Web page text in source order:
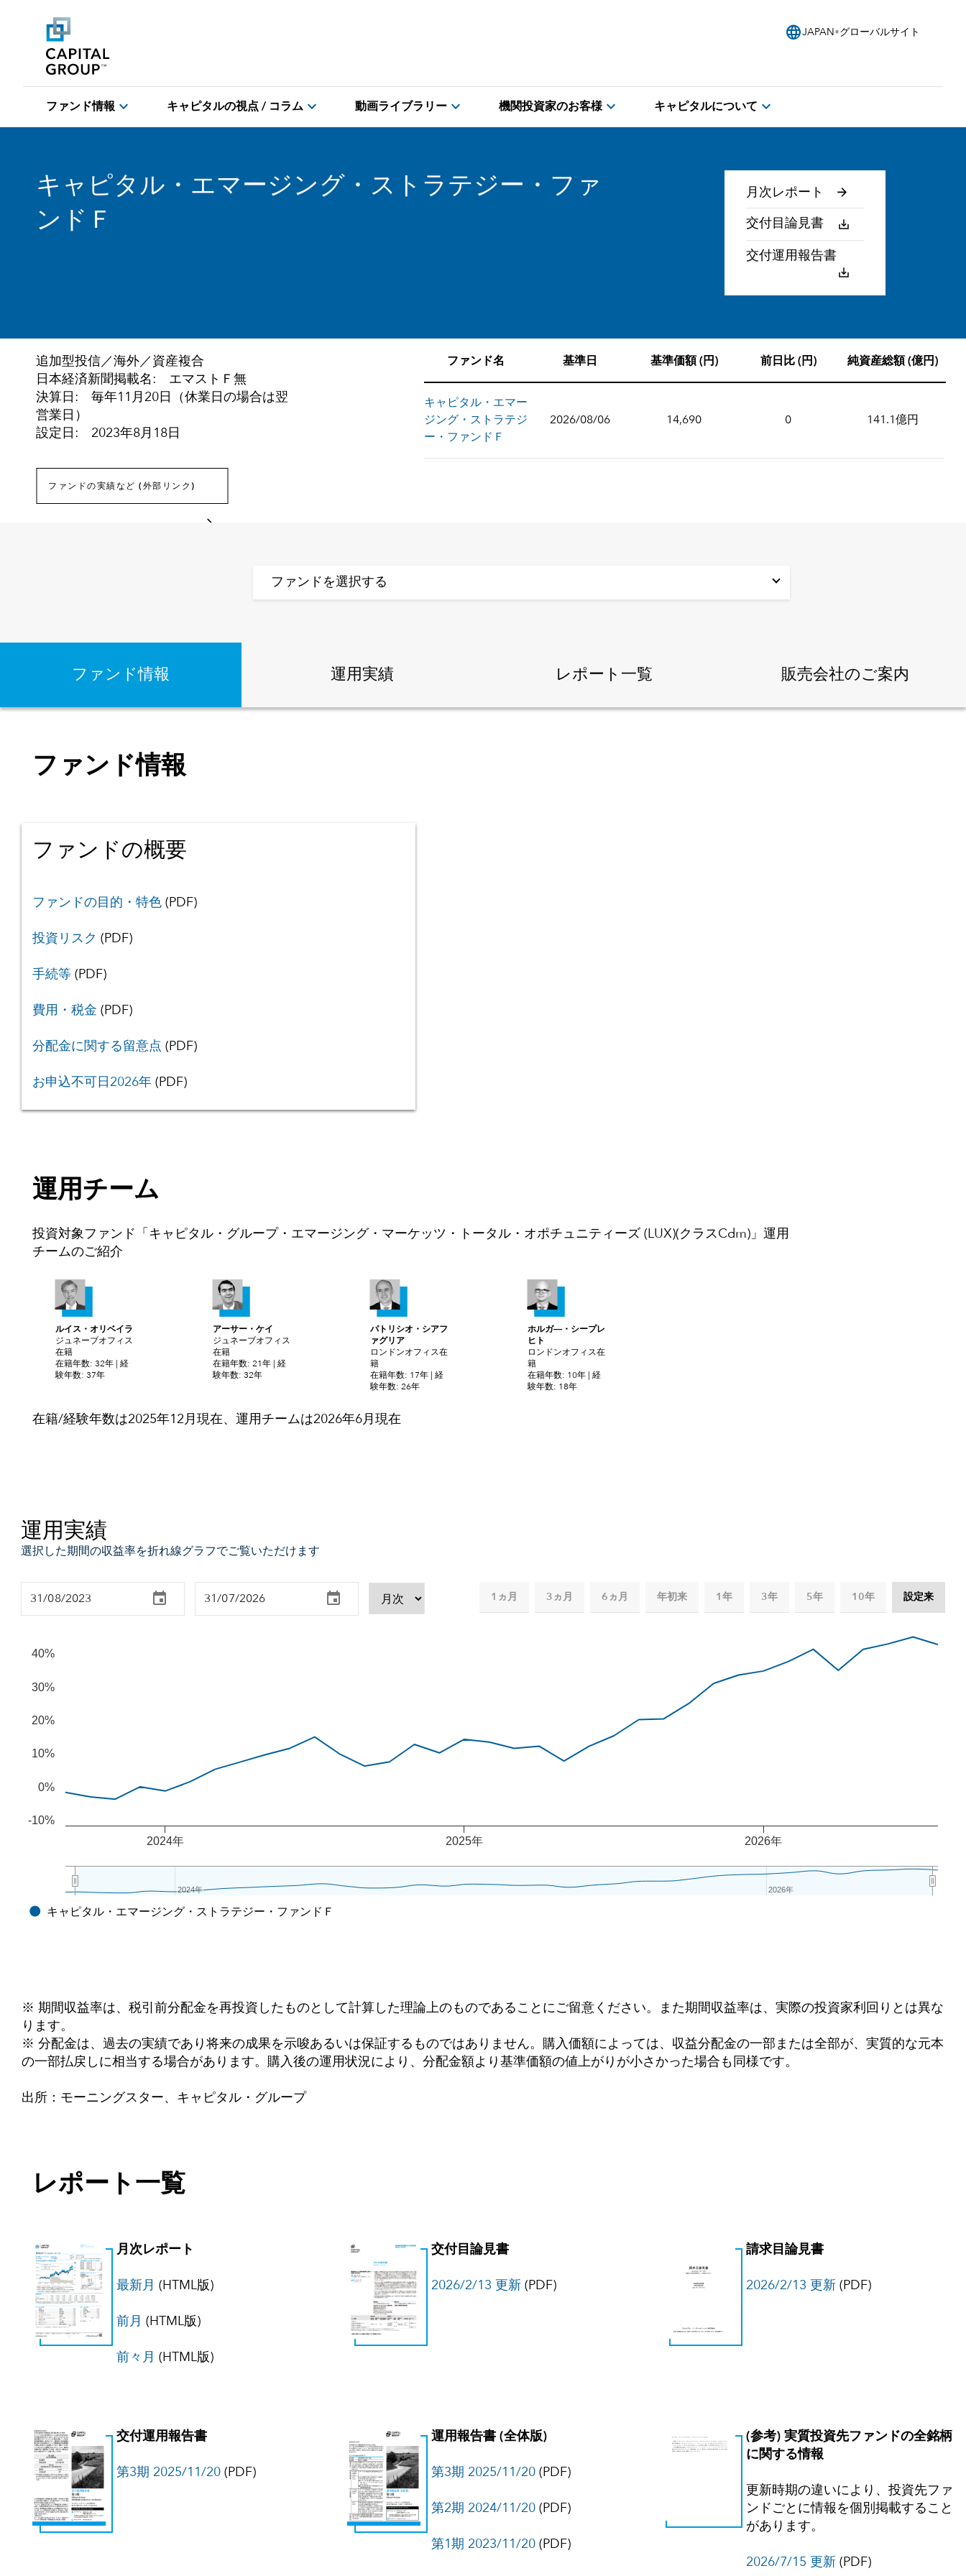
languageJAPAN グローバルサイト
ファンド情報 expand_more キャピタルの視点 / コラム expand_more 動画ライブラリー expand_more 機関投資家のお客様expand_more キャピタルについて expand_more
キャピタル・エマージング・ストラテジー・ファ
ンドＦ
月次レポート
交付目論見書
交付運用報告書
追加型投信／海外／資産複合
日本経済新聞掲載名: エマストＦ無
決算日: 毎年11月20日（休業日の場合は翌
営業日）
設定日: 2023年8月18日
ファンドの実績など (外部リンク)
ファンド名 基準日 基準価額 (円) 前日比 (円) 純資産総額 (億円)
キャピタル・エマー
ジング・ストラテジ
ー・ファンドＦ
2026/08/06 14,690 0 141.1億円
ファンドを選択する
ファンド情報 運用実績 レポート一覧 販売会社のご案内
ファンド情報
ファンドの概要
ファンドの目的・特色 (PDF)
投資リスク (PDF)
手続等 (PDF)
費用・税金 (PDF)
分配金に関する留意点 (PDF)
お申込不可日2026年 (PDF)
運用チーム
投資対象ファンド「キャピタル・グループ・エマージング・マーケッツ・トータル・オポチュニティーズ (LUX)(クラスCdm)」運用
チームのご紹介
ルイス・オリベイラ
ジュネーブオフィス
在籍
在籍年数: 32年 | 経
験年数: 37年
アーサー・ケイ
ジュネーブオフィス
在籍
在籍年数: 21年 | 経
験年数: 32年
パトリシオ・シアフ
ァグリア
ロンドンオフィス在
籍
在籍年数: 17年 | 経
験年数: 26年
ホルガ―・シープレ
ヒト
ロンドンオフィス在
籍
在籍年数: 10年 | 経
験年数: 18年
在籍/経験年数は2025年12月現在、運用チームは2026年6月現在
運用実績
選択した期間の収益率を折れ線グラフでご覧いただけます
1ヵ月 3ヵ月 6ヵ月 年初来 1年 3年 5年 10年 設定来
The chart has 2 X axes displaying Time, and navigator-x-axis.
2024年 2025年 2026年
2024年
2024年 2026年
2026年
-10%
0%
10%
20%
30%
40%
End of interactive chart.
キャピタル・エマージング・ストラテジー・ファンドＦ
※ 期間収益率は、税引前分配金を再投資したものとして計算した理論上のものであることにご留意ください。また期間収益率は、実際の投資家利回りとは異な
ります。
※ 分配金は、過去の実績であり将来の成果を示唆あるいは保証するものではありません。購入価額によっては、収益分配金の一部または全部が、実質的な元本
の一部払戻しに相当する場合があります。購入後の運用状況により、分配金額より基準価額の値上がりが小さかった場合も同様です。
出所：モーニングスター、キャピタル・グループ
レポート一覧
月次レポート
最新月 (HTML版)
前月 (HTML版)
前々月 (HTML版)
交付目論見書
2026/2/13 更新 (PDF)
請求目論見書
2026/2/13 更新 (PDF)
交付運用報告書
第3期 2025/11/20 (PDF)
運用報告書 (全体版)
第3期 2025/11/20 (PDF)
第2期 2024/11/20 (PDF)
第1期 2023/11/20 (PDF)
(参考) 実質投資先ファンドの全銘柄
に関する情報
更新時期の違いにより、投資先ファ
ンドごとに情報を個別掲載すること
があります。
2026/7/15 更新 (PDF)